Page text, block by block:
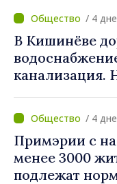
«Правительство
которые
объединяются,
/ 4
В Кишинёве
канализация.
/ 4
Примэрии с
менее 3000
подлежат